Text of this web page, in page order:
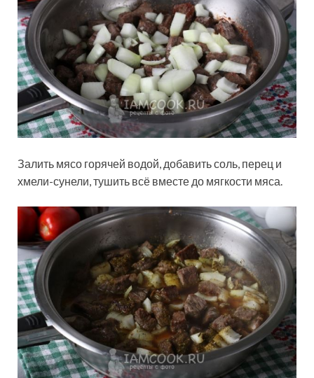
Залить мясо горячей водой, добавить соль, перец и
хмели-сунели, тушить всё вместе до мягкости мяса.